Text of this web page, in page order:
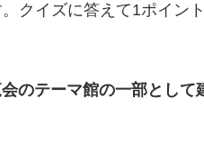
クイズに答えて1ポイン
のテーマ館の一部として